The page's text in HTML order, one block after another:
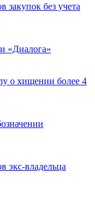
закупок без учета
«Диалога»
о хищении более 4
экс-владельца